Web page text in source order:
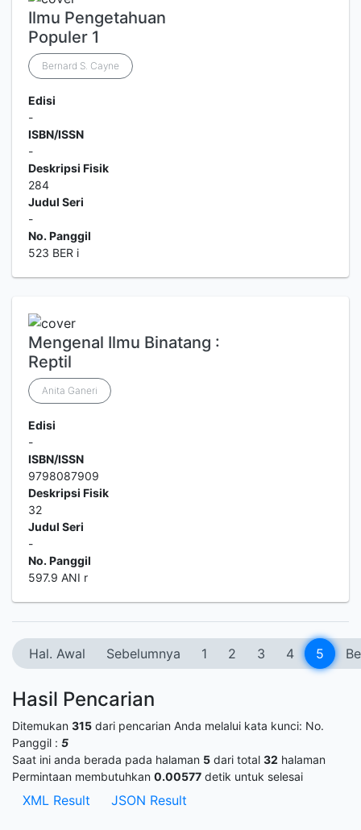
Ilmu Pengetahuan
Populer 1
Bernard S. Cayne
Edisi
-
ISBN/ISSN
-
Deskripsi Fisik
284
Judul Seri
-
No. Panggil
523 BER i
Mengenal Ilmu Binatang :
Reptil
Anita Ganeri
Edisi
-
ISBN/ISSN
9798087909
Deskripsi Fisik
32
Judul Seri
-
No. Panggil
597.9 ANI r
Hal. Awal Sebelumnya 1 2 3 4 5
Hasil Pencarian
Ditemukan 315 dari pencarian Anda melalui kata kunci: No.
Panggil : 5
Saat ini anda berada pada halaman 5 dari total 32 halaman
Permintaan membutuhkan 0.00577 detik untuk selesai
XML Result JSON Result